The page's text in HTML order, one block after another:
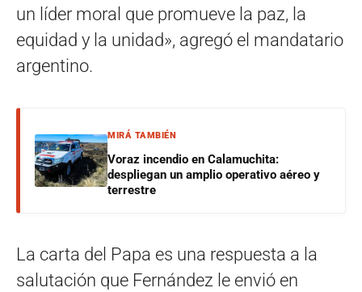
un líder moral que promueve la paz, la
equidad y la unidad», agregó el mandatario
argentino.
MIRÁ TAMBIÉN
Voraz incendio en Calamuchita:
despliegan un amplio operativo aéreo y
terrestre
La carta del Papa es una respuesta a la
salutación que Fernández le envió en